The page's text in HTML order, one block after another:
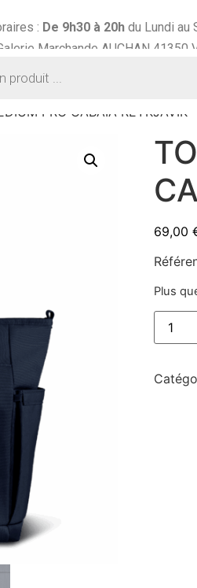
: De 9h30 à 20hdu Lundi au
Marchande AUCHAN 41350
PRO CABAIA REYKJAVIK
69,00
Plus